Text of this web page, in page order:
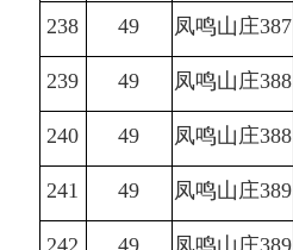
238 49 凤鸣山庄387
239 49 凤鸣山庄388
240 49 凤鸣山庄388
241 49 凤鸣山庄389
242 49 凤鸣山庄389